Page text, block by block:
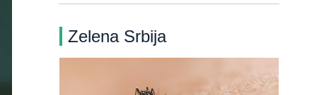
Zelena Srbija